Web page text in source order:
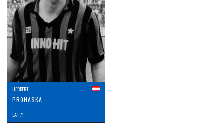
HERBERT
PROHASKA
LAT: 71